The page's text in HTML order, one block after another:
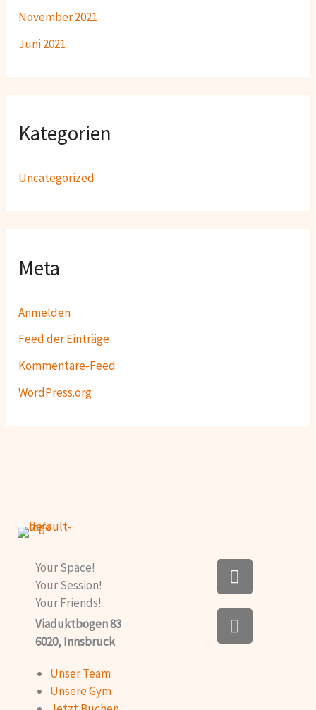
November 2021
Juni 2021
Kategorien
Uncategorized
Meta
Anmelden
Feed der Einträge
Kommentare-Feed
WordPress.org
Your Space!
Your Session!
Your Friends!
Viaduktbogen 83
6020, Innsbruck
F
a
c
e
b
I
n
s
Unser Team
Unsere Gym